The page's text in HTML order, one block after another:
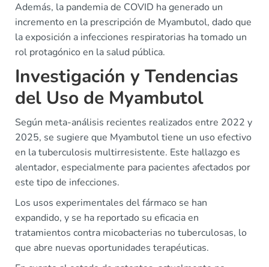
Además, la pandemia de COVID ha generado un
incremento en la prescripción de Myambutol, dado que
la exposición a infecciones respiratorias ha tomado un
rol protagónico en la salud pública.
Investigación y Tendencias
del Uso de Myambutol
Según meta-análisis recientes realizados entre 2022 y
2025, se sugiere que Myambutol tiene un uso efectivo
en la tuberculosis multirresistente. Este hallazgo es
alentador, especialmente para pacientes afectados por
este tipo de infecciones.
Los usos experimentales del fármaco se han
expandido, y se ha reportado su eficacia en
tratamientos contra micobacterias no tuberculosas, lo
que abre nuevas oportunidades terapéuticas.